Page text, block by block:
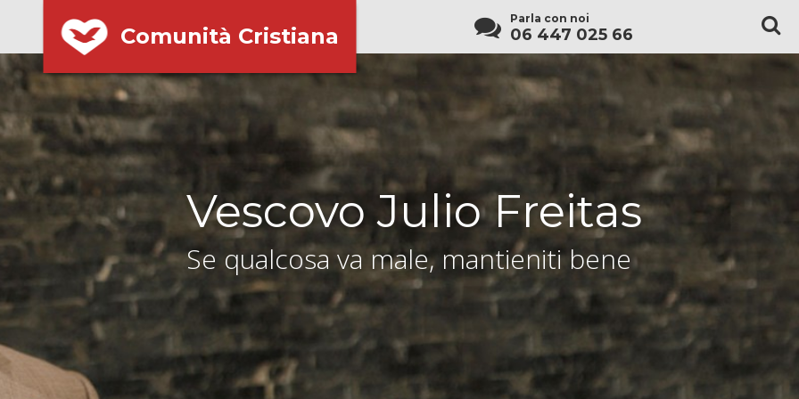
Comunità Cristiana
Parla con noi
06 447 025 66
Vescovo Julio Freitas
Se qualcosa va male, mantieniti bene